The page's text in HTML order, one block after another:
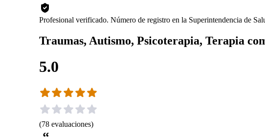
Profesional verificado. Número de registro en la Superintendencia de
Traumas, Autismo, Psicoterapia, Terapia
5.0
(78 evaluaciones)